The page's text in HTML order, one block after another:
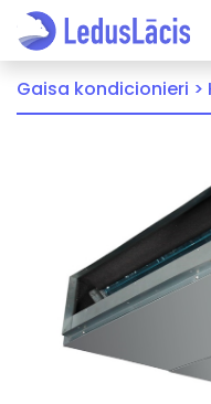
Gaisa kondicionieri >